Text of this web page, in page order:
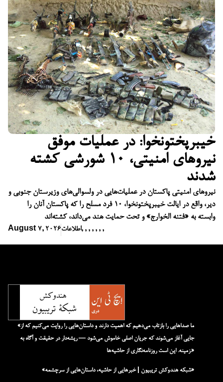
خیبرپختونخوا: در عملیات موفق
نیروهای امنیتی، ۱۰ شورشی کشته
شدند
نیروهای امنیتی پاکستان در عملیات‌هایی در ولسوالی‌های وزیرستان جنوبی و
دیر، واقع در ایالت خیبرپختونخوا، ۱۰ فرد مسلح را که پاکستان آنان را
وابسته به «فتنه الخوارج» و تحت حمایت هند می‌داند، کشته‌اند
August 7, 2026اطلاعات, , , , , , ,
«ما صداهایی را بازتاب می‌دهیم که اهمیت دارند و داستان‌هایی را روایت می‌کنیم که از
جایی آغاز می‌شوند که جریان اصلی خاموش می‌شود — ریشه‌دار در حقیقت و آگاه به
زمینه. این است روزنامه‌نگاری از حاشیه‌ها.»
«شبکه هند‌و‌کش تریبیون | خبرهایی از حاشیه، داستان‌هایی از سرچشمه»